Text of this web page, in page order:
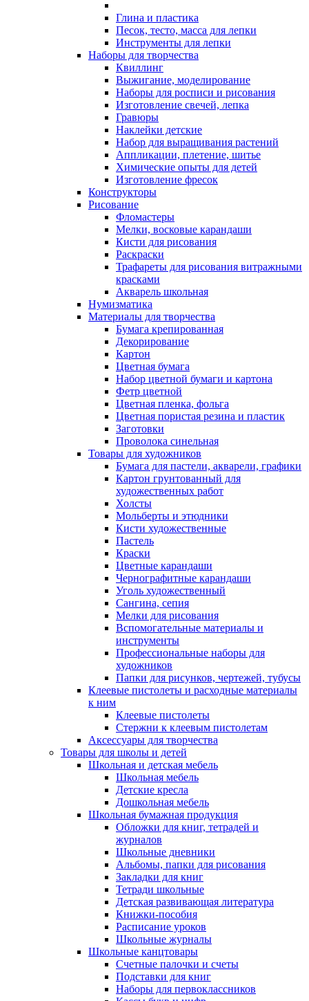
Глина и пластика
Песок, тесто, масса для лепки
Инструменты для лепки
Наборы для творчества
Квиллинг
Выжигание, моделирование
Наборы для росписи и рисования
Изготовление свечей, лепка
Гравюры
Наклейки детские
Набор для выращивания растений
Аппликации, плетение, шитье
Химические опыты для детей
Изготовление фресок
Конструкторы
Рисование
Фломастеры
Мелки, восковые карандаши
Кисти для рисования
Раскраски
Трафареты для рисования витражными
красками
Акварель школьная
Нумизматика
Материалы для творчества
Бумага крепированная
Декорирование
Картон
Цветная бумага
Набор цветной бумаги и картона
Фетр цветной
Цветная пленка, фольга
Цветная пористая резина и пластик
Заготовки
Проволока синельная
Товары для художников
Бумага для пастели, акварели, графики
Картон грунтованный для
художественных работ
Холсты
Мольберты и этюдники
Кисти художественные
Пастель
Краски
Цветные карандаши
Чернографитные карандаши
Уголь художественный
Сангина, сепия
Мелки для рисования
Вспомогательные материалы и
инструменты
Профессиональные наборы для
художников
Папки для рисунков, чертежей, тубусы
Клеевые пистолеты и расходные материалы
к ним
Клеевые пистолеты
Стержни к клеевым пистолетам
Аксессуары для творчества
Товары для школы и детей
Школьная и детская мебель
Школьная мебель
Детские кресла
Дошкольная мебель
Школьная бумажная продукция
Обложки для книг, тетрадей и
журналов
Школьные дневники
Альбомы, папки для рисования
Закладки для книг
Тетради школьные
Детская развивающая литература
Книжки-пособия
Расписание уроков
Школьные журналы
Школьные канцтовары
Счетные палочки и счеты
Подставки для книг
Наборы для первоклассников